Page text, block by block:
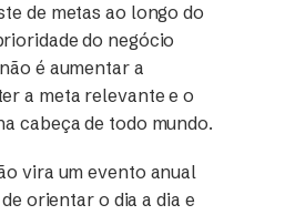
de metas ao longo do
do negócio
é aumentar a
a meta relevante e o
cabeça de todo mundo.
vira um evento anual
orientar o dia a dia e